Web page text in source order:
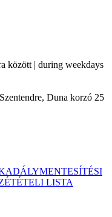
között | during weekdays
Duna korzó 25
LISTA